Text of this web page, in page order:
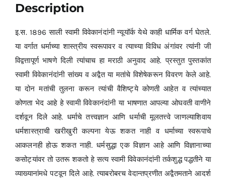
Description
इ.स. 1896 साली स्वामी विवेकानंदांनी न्यूयॉर्क येथे काही धार्मिक वर्ग घेतले.
या वर्गात धर्माच्या शास्त्रीय स्वरूपावर व त्याच्या विविध अंगांवर त्यांनी जी
विद्वत्तापूर्ण भाषणे दिली त्यांचाच हा मराठी अनुवाद आहे. प्रस्तुत पुस्तकांत
स्वामी विवेकानंदांनी सांख्य व अद्वैत या मतांचे विशेषेकरून विवरण केले आहे.
या दोन मतांची तुलना करून त्यांची वैशिष्ट्ये कोणती आहेत व त्यांच्यात
कोणता भेद आहे हे स्वामी विवेकानंदांनी या भाषणात आपल्या ओघवती वाणीने
दर्शवून दिले आहे. धर्माचे तत्त्वज्ञान आणि धर्माची मूलतत्त्वे जाणल्याशिवाय
धर्मशास्त्राची खरीखुरी कल्पना येऊ शकत नाही व धर्माच्या स्वरूपाचे
आकलनही होऊ शकत नाही. धर्मसुद्धा एक विज्ञान आहे आणि विज्ञानाच्या
कसोट्यांवर तो उतरू शकतो हे सत्य स्वामी विवेकानंदांनी तर्कशुद्ध पद्धतीने या
व्याख्यानांमधे पटवून दिले आहे. त्याबरोबरच वेदान्तप्रणीत अद्वैतमताने आदर्श